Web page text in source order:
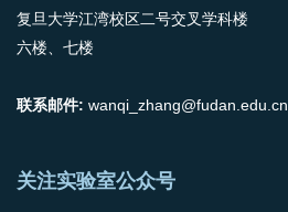
复旦大学江湾校区二号交叉学科楼
六楼、七楼
联系邮件: wanqi_zhang@fudan.edu.cn
关注实验室公众号